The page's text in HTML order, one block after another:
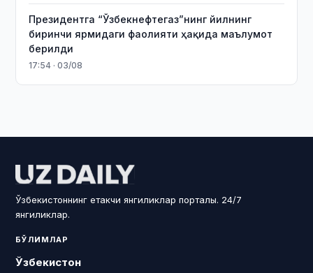
Президентга “Ўзбекнефтегаз”нинг йилнинг
биринчи ярмидаги фаолияти ҳақида маълумот
берилди
17:54 · 03/08
Ўзбекистоннинг етакчи янгиликлар порталы. 24/7
янгиликлар.
БЎЛИМЛАР
Ўзбекистон